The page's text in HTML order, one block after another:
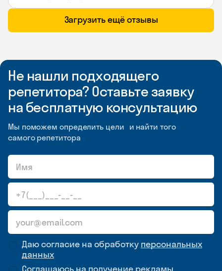
Загрузить ещё отзывы
Не нашли подходящего
репетитора? Оставьте заявку
на бесплатную консультацию
Мы поможем определить цели и найти того
самого репетитора
Даю согласие на обработку персональных
данных